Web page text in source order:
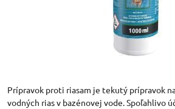
Prípravok proti riasam je tekutý prípravok
vodných rias v bazénovej vode. Spoľahlivo